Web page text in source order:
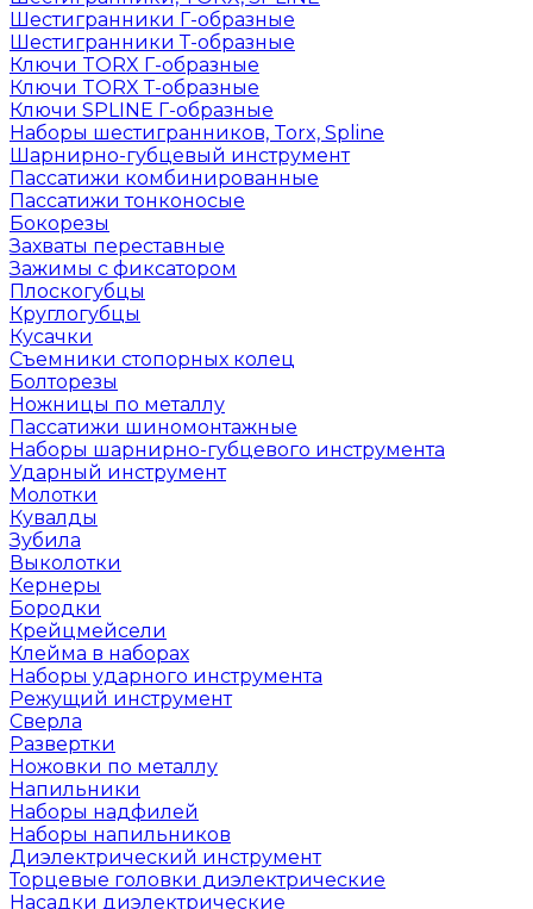
Шестигранники Г-образные
Шестигранники Т-образные
Ключи TORX Г-образные
Ключи TORX Т-образные
Ключи SPLINE Г-образные
Наборы шестигранников, Torx, Spline
Шарнирно-губцевый инструмент
Пассатижи комбинированные
Пассатижи тонконосые
Бокорезы
Захваты переставные
Зажимы с фиксатором
Плоскогубцы
Круглогубцы
Кусачки
Съемники стопорных колец
Болторезы
Ножницы по металлу
Пассатижи шиномонтажные
Наборы шарнирно-губцевого инструмента
Ударный инструмент
Молотки
Кувалды
Зубила
Выколотки
Кернеры
Бородки
Крейцмейсели
Клейма в наборах
Наборы ударного инструмента
Режущий инструмент
Сверла
Развертки
Ножовки по металлу
Напильники
Наборы надфилей
Наборы напильников
Диэлектрический инструмент
Торцевые головки диэлектрические
Насадки диэлектрические